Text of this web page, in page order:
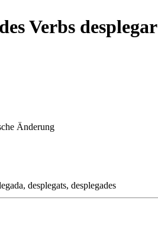
Verbs desplegar
Änderung
, desplegats, desplegades